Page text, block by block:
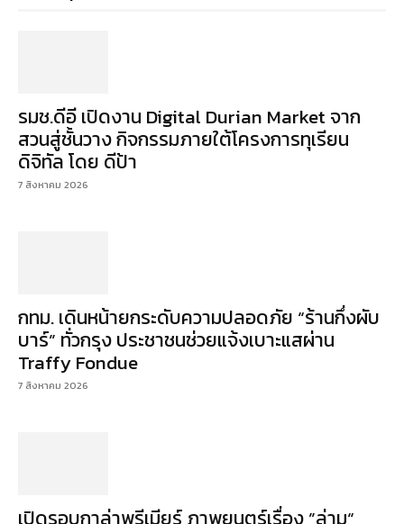
รมช.ดีอี เปิดงาน Digital Durian Market จาก
สวนสู่ชั้นวาง กิจกรรมภายใต้โครงการทุเรียน
ดิจิทัล โดย ดีป้า
7 สิงหาคม 2026
กทม. เดินหน้ายกระดับความปลอดภัย “ร้านกึ่งผับ
บาร์” ทั่วกรุง ประชาชนช่วยแจ้งเบาะแสผ่าน
Traffy Fondue
7 สิงหาคม 2026
เปิดรอบกาล่าพรีเมียร์ ภาพยนตร์เรื่อง ”ล่าม“